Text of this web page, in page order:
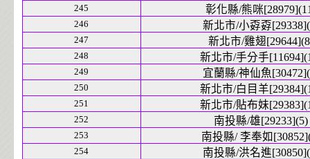
245 彰化縣/熊咪
246 新北市/小孬孬
247 新北市/雞翅
248 新北市/手分手
249 宜蘭縣/神仙魚
250 新北市/白目羊
251 新北市/貼布妹
252 南投縣/雄[29233](5)
253 南投縣/ 李奉如
254 南投縣/洪名進